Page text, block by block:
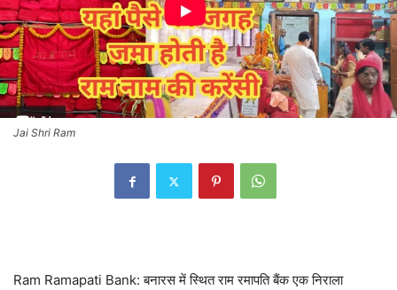
Jai Shri Ram
Ram Ramapati Bank: बनारस में स्थित राम रमापति बैंक एक निराला